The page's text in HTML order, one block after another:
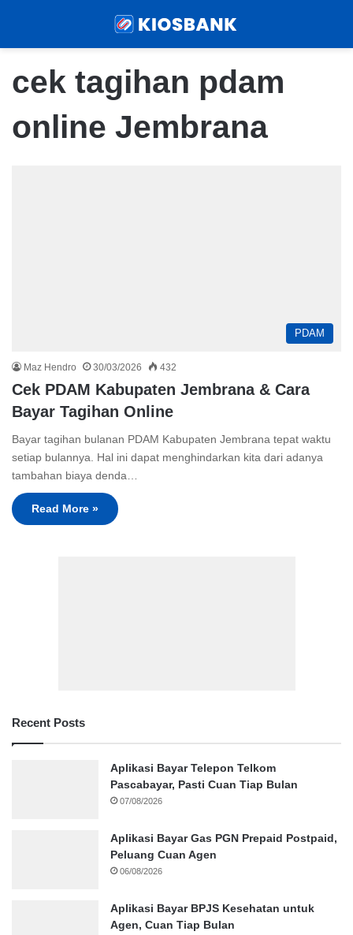
cek tagihan pdam
online Jembrana
PDAM
Maz Hendro 30/03/2026 432
Cek PDAM Kabupaten Jembrana & Cara
Bayar Tagihan Online
Bayar tagihan bulanan PDAM Kabupaten Jembrana tepat waktu
setiap bulannya. Hal ini dapat menghindarkan kita dari adanya
tambahan biaya denda…
Read More »
Recent Posts
Aplikasi Bayar Telepon Telkom
Pascabayar, Pasti Cuan Tiap Bulan
07/08/2026
Aplikasi Bayar Gas PGN Prepaid Postpaid,
Peluang Cuan Agen
06/08/2026
Aplikasi Bayar BPJS Kesehatan untuk
Agen, Cuan Tiap Bulan